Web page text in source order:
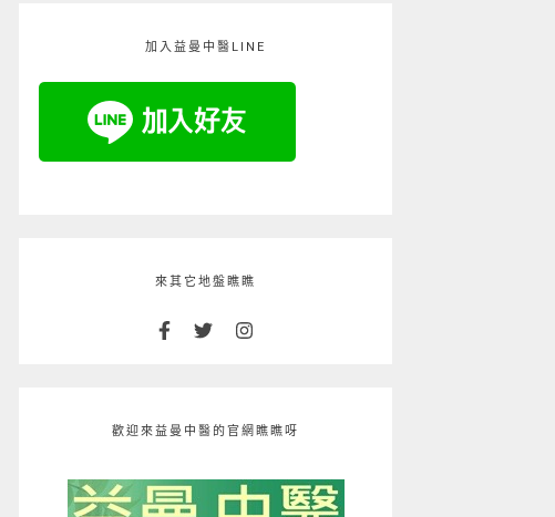
加入益曼中醫LINE
來其它地盤瞧瞧
歡迎來益曼中醫的官網瞧瞧呀